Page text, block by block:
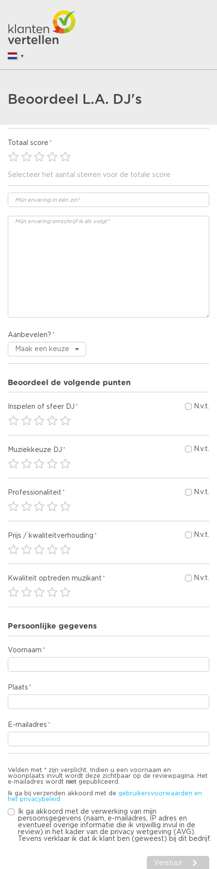
Beoordeel L.A. DJ's
Totaal score
Selecteer het aantal sterren voor de totale score
Aanbevelen?
Beoordeel de volgende punten
Inspelen of sfeer DJ N.v.t.
Muziekkeuze DJ N.v.t.
Professionaliteit N.v.t.
Prijs / kwaliteitverhouding N.v.t.
Kwaliteit optreden muzikant N.v.t.
Persoonlijke gegevens
Voornaam
Plaats
E-mailadres
Velden met * zijn verplicht. Indien u een voornaam en
woonplaats invult wordt deze zichtbaar op de reviewpagina. Het
e-mailadres wordt niet gepubliceerd.
Ik ga bij verzenden akkoord met de gebruikersvoorwaarden en
het privacybeleid
Ik ga akkoord met de verwerking van mijn
persoonsgegevens (naam, e-mailadres, IP adres en
eventueel overige informatie die ik vrijwillig invul in de
review) in het kader van de privacy wetgeving (AVG).
Tevens verklaar ik dat ik klant ben (geweest) bij dit bedrijf.
Verstuur